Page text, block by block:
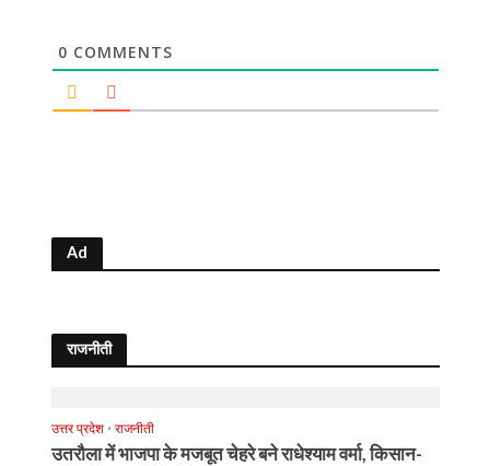
0 COMMENTS
Ad
राजनीती
उत्तर प्रदेश • राजनीती
उतरौला में भाजपा के मजबूत चेहरे बने राधेश्याम वर्मा, किसान-